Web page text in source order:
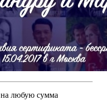
любую сумма